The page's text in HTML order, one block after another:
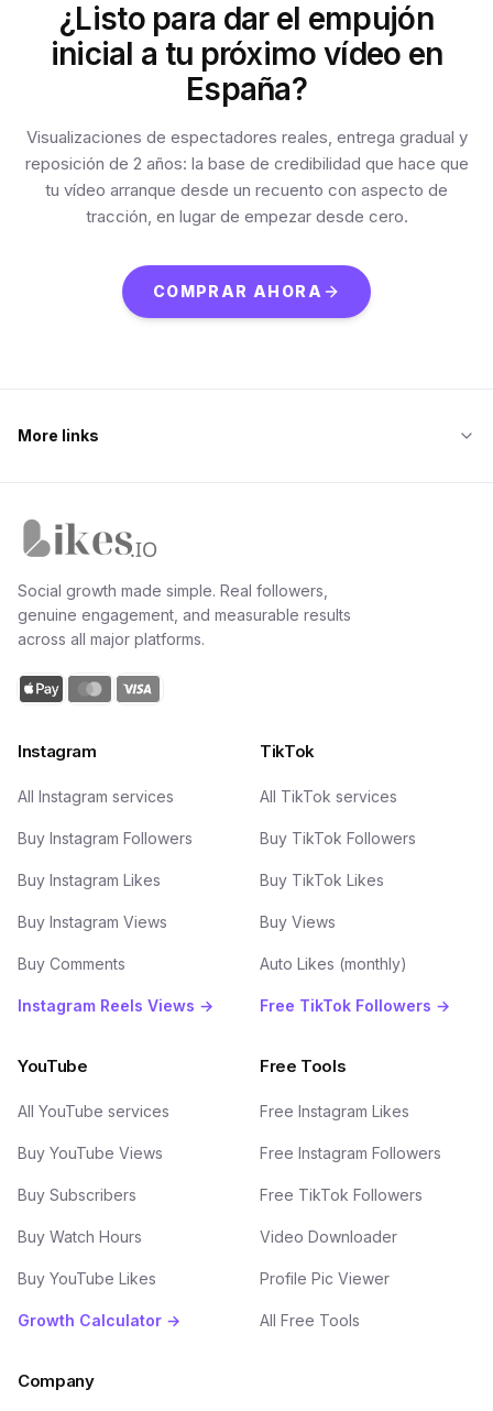
¿Listo para dar el empujón
inicial a tu próximo vídeo en
España?
Visualizaciones de espectadores reales, entrega gradual y
reposición de 2 años: la base de credibilidad que hace que
tu vídeo arranque desde un recuento con aspecto de
tracción, en lugar de empezar desde cero.
COMPRAR AHORA
More links
Social growth made simple. Real followers,
genuine engagement, and measurable results
across all major platforms.
Instagram
All Instagram services
Buy Instagram Followers
Buy Instagram Likes
Buy Instagram Views
Buy Comments
Instagram Reels Views →
TikTok
All TikTok services
Buy TikTok Followers
Buy TikTok Likes
Buy Views
Auto Likes (monthly)
Free TikTok Followers →
YouTube
All YouTube services
Buy YouTube Views
Buy Subscribers
Buy Watch Hours
Buy YouTube Likes
Growth Calculator →
Free Tools
Free Instagram Likes
Free Instagram Followers
Free TikTok Followers
Video Downloader
Profile Pic Viewer
All Free Tools
Company